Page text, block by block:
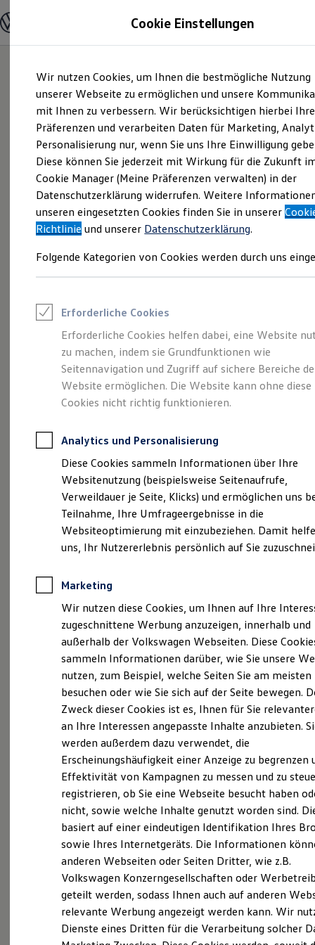
Hauptinhalt
springen
Footer
springen
Modelle und Konfigurator
Modelle vergleichen
Elektroautos
ENERGY Sondermodelle
Nutzfahrzeuge
SUV und CUV
Familienautos
Kombis
Kompaktwagen
Sportwagen
Schnell verfügbare Fahrzeuge
Angebote und Produkte
Aktuelle Angebote
E-Auto-Förderung
Volkswagen Marktplatz
Junge Gebrauchtwagen und Gebrauchtwagen
Saisonangebote
Leasing
Leasing-Angebote
Gebrauchtwagen Leasing
Junge Gebrauchtwagen-Leasing
Elektroauto Leasing
Kleinwagen-Leasing
Leasing ohne Anzahlung
Autokredit mit Schlussrate
Versicherungen und Garantien
Kfz-Versicherung
Restschuldversicherungen
Garantien
Wartungsverträge
Geschäftskunden
Professional Class bei Volkswagen
Großkunden
Behörden
Anpfiff zum Gewinn
Elektroautos
ID. Tutorials
Elektrofahrzeugkonzepte
Reichweite
Reichweite der ID. Modelle
Reichweite im Winter
Laden
Laden unterwegs
Laden Zuhause
Ladezeitensimulator
Batterie
Sicherheit
Garantie und Lebensdauer
Nachhaltigkeit
Technologie
Kosten und Kauf
Verbrauchskosten
Kaufoptionen
E-Auto-Förderung
Software und Konnektivität
Die ID. Software 6
ID. Software Versionen und Updates
Digitale Extras
Schnittstellen zu Ihrem ID.
Unser Volkswagen
Navigationsupdate
Impressum & Rechtliches)
Sie wollen IhrVolkswagen
„Discover Media“ bzw.
„Discover Pro“
Kartenmaterial aktualisieren?
Volkswagenbietet für Ihr Discover Media oder
Discover Pro (MIB I oder MIBII) ein gratis
Navigationsupdate.
Aaaaaaaaber... bis dahin ist ein weiter Weg:
Sie benötigen einen Computer, müssen sich bei
Volkswagenmit einer ID registrieren, das
gewünschte Kartenmaterial herunterladen, mit
einem separaten Programm die erhaltene Datei
entpacken, dann gegebenenfalls Ihre
existierende Karte formatieren, um am Ende die
aktuelle Datei auf Ihre VolkswagenSD Karte
aufzuspielen.
Die einen sagen "Kinderspiel", allen anderen
Cookie Einstellungen
Wir nutzen Cookies, um Ihnen die bestmögliche Nutzung
unserer Webseite zu ermöglichen und unsere
mit Ihnen zu verbessern. Wir berücksichtigen hierbei Ihre
Präferenzen und verarbeiten Daten für Marketing,
Personalisierung nur, wenn Sie uns Ihre Einwilligung
Diese können Sie jederzeit mit Wirkung für die Zukunft
Cookie Manager (Meine Präferenzen verwalten) in der
Datenschutzerklärung widerrufen. Weitere
unseren eingesetzten Cookies finden Sie in unserer
Richtlinie und unserer Datenschutzerklärung.
Folgende Kategorien von Cookies werden durch uns
Erforderliche Cookies
Erforderliche Cookies helfen dabei, eine Website
zu machen, indem sie Grundfunktionen wie
Seitennavigation und Zugriff auf sichere Bereiche
Website ermöglichen. Die Website kann ohne diese
Cookies nicht richtig funktionieren.
Analytics und Personalisierung
Diese Cookies sammeln Informationen über Ihre
Websitenutzung (beispielsweise Seitenaufrufe,
Verweildauer je Seite, Klicks) und ermöglichen uns
Teilnahme, Ihre Umfrageergebnisse in die
Websiteoptimierung mit einzubeziehen. Damit
uns, Ihr Nutzererlebnis persönlich auf Sie
Marketing
Wir nutzen diese Cookies, um Ihnen auf Ihre
zugeschnittene Werbung anzuzeigen, innerhalb und
außerhalb der Volkswagen Webseiten. Diese
sammeln Informationen darüber, wie Sie unsere
nutzen, zum Beispiel, welche Seiten Sie am meisten
besuchen oder wie Sie sich auf der Seite bewegen.
Zweck dieser Cookies ist es, Ihnen für Sie
an Ihre Interessen angepasste Inhalte anzubieten.
werden außerdem dazu verwendet, die
Erscheinungshäufigkeit einer Anzeige zu begrenzen
Effektivität von Kampagnen zu messen und zu
registrieren, ob Sie eine Webseite besucht haben
nicht, sowie welche Inhalte genutzt worden sind.
basiert auf einer eindeutigen Identifikation Ihres
sowie Ihres Internetgeräts. Die Informationen
anderen Webseiten oder Seiten Dritter, wie z.B.
Volkswagen Konzerngesellschaften oder
geteilt werden, sodass Ihnen auch auf anderen
relevante Werbung angezeigt werden kann. Wir
Dienste eines Dritten für die Verarbeitung solcher